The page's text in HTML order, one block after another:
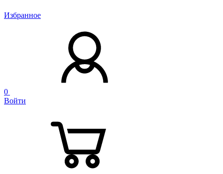
Избранное
0
Войти